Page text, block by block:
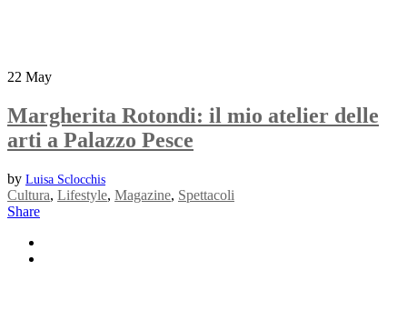
22 May
Margherita Rotondi: il mio atelier delle
arti a Palazzo Pesce
by Luisa Sclocchis
Cultura, Lifestyle, Magazine, Spettacoli
Share